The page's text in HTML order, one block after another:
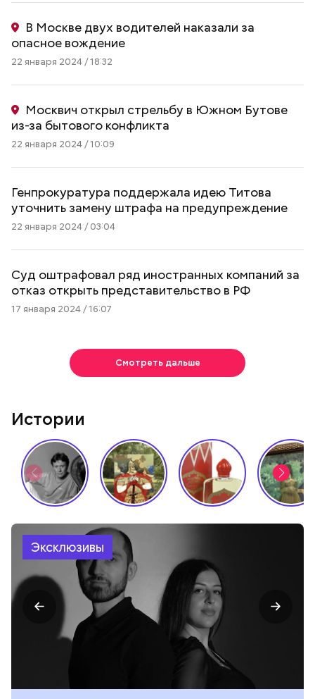
В Москве двух водителей наказали за
опасное вождение
22 января 2024 / 18:32
Москвич открыл стрельбу в Южном Бутове
из-за бытового конфликта
22 января 2024 / 10:09
Генпрокуратура поддержала идею Титова
уточнить замену штрафа на предупреждение
22 января 2024 / 03:04
Суд оштрафовал ряд иностранных компаний за
отказ открыть представительство в РФ
17 января 2024 / 16:07
Смотреть дальше
Истории
Эксклюзивы